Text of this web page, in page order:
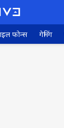
फोन्स गेमिंग